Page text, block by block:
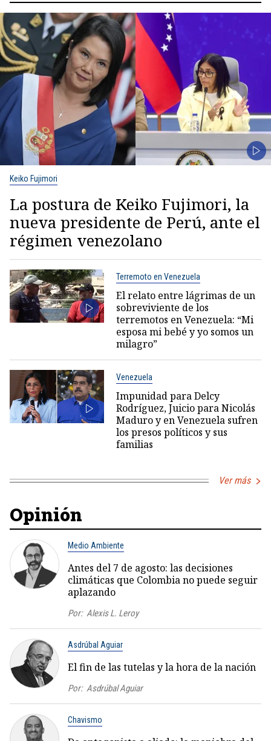
Keiko Fujimori
La postura de Keiko Fujimori, la
nueva presidente de Perú, ante el
régimen venezolano
Terremoto en Venezuela
El relato entre lágrimas de un
sobreviviente de los
terremotos en Venezuela: “Mi
esposa mi bebé y yo somos un
milagro”
Venezuela
Impunidad para Delcy
Rodríguez, Juicio para Nicolás
Maduro y en Venezuela sufren
los presos políticos y sus
familias
Ver más
Opinión
Medio Ambiente
Antes del 7 de agosto: las decisiones
climáticas que Colombia no puede seguir
aplazando
Por: Alexis L. Leroy
Asdrúbal Aguiar
El fin de las tutelas y la hora de la nación
Por: Asdrúbal Aguiar
Chavismo